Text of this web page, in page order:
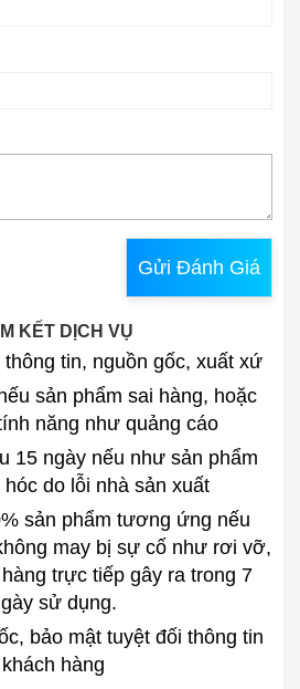
Gửi Đánh Giá
KẾT DỊCH VỤ
tin, nguồn gốc, xuất xứ
sản phẩm sai hàng, hoặc
năng như quảng cáo
15 ngày nếu như sản phẩm
do lỗi nhà sản xuất
sản phẩm tương ứng nếu
may bị sự cố như rơi vỡ,
trực tiếp gây ra trong 7
sử dụng.
bảo mật tuyệt đối thông tin
khách hàng